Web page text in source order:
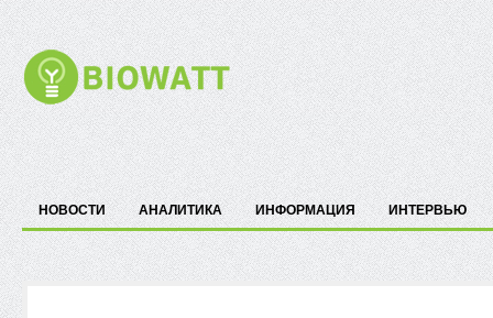
НОВОСТИ АНАЛИТИКА ИНФОРМАЦИЯ ИНТЕРВЬЮ